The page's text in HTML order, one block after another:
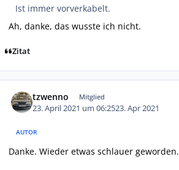
Ist immer vorverkabelt.
Ah, danke, das wusste ich nicht.
Zitat
tzwenno Mitglied
23. April 2021 um 06:2523. Apr 2021
AUTOR
Danke. Wieder etwas schlauer geworden.